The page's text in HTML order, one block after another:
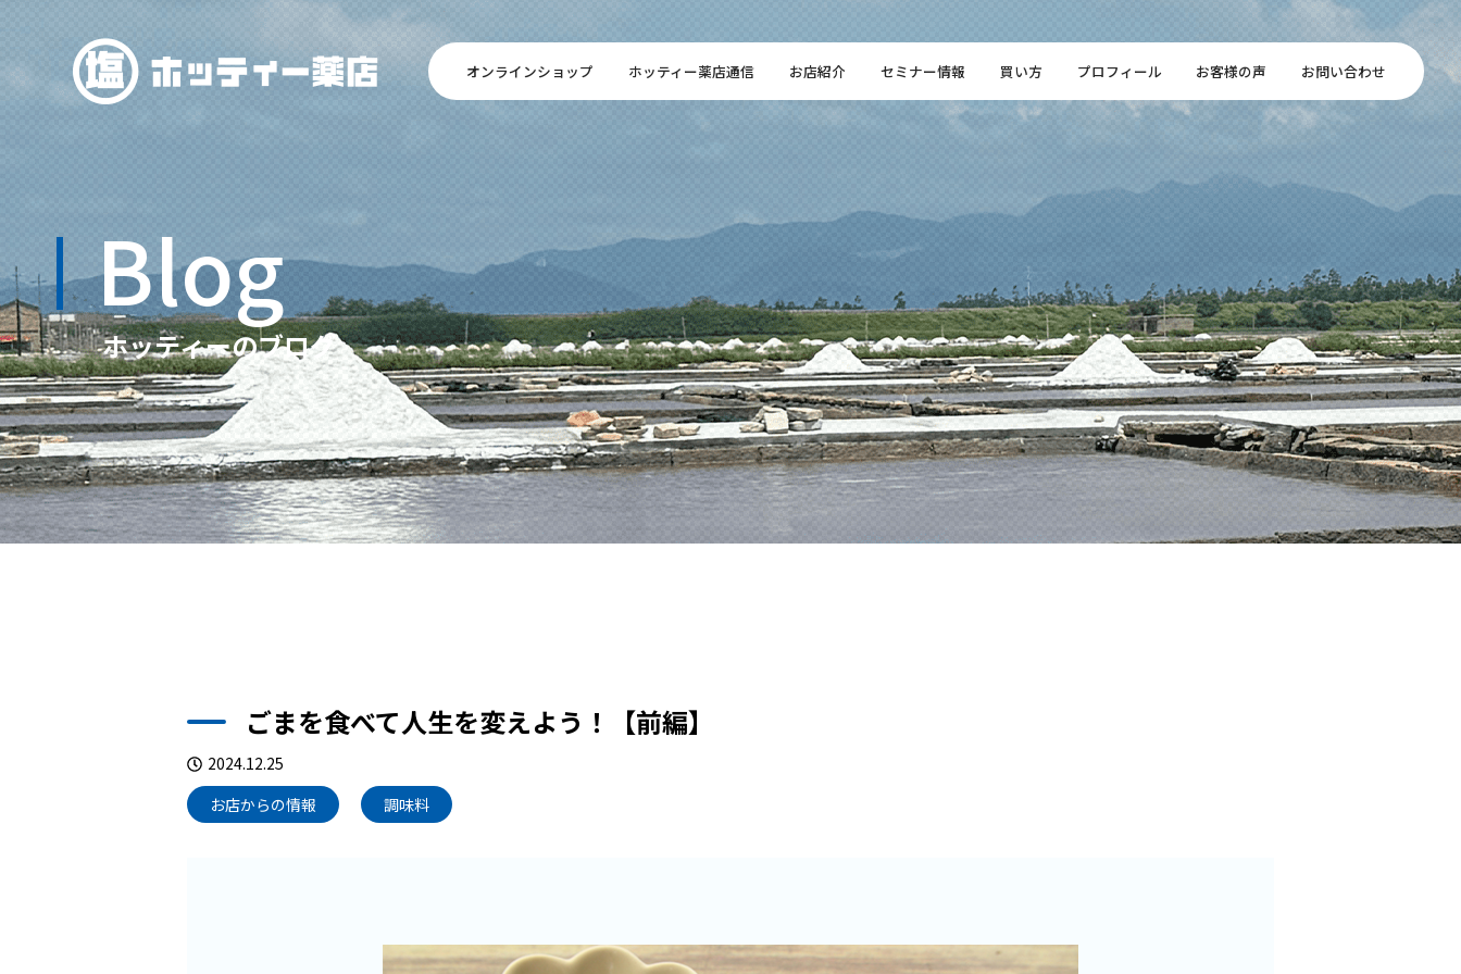
オンラインショップ ホッティー薬店通信 お店紹介 セミナー情報 買い方 プロフィール お客様の声 お問い合わせ
Blog
ホッティーのブログ
ごまを食べて人生を変えよう！【前編】
2024.12.25
お店からの情報
調味料